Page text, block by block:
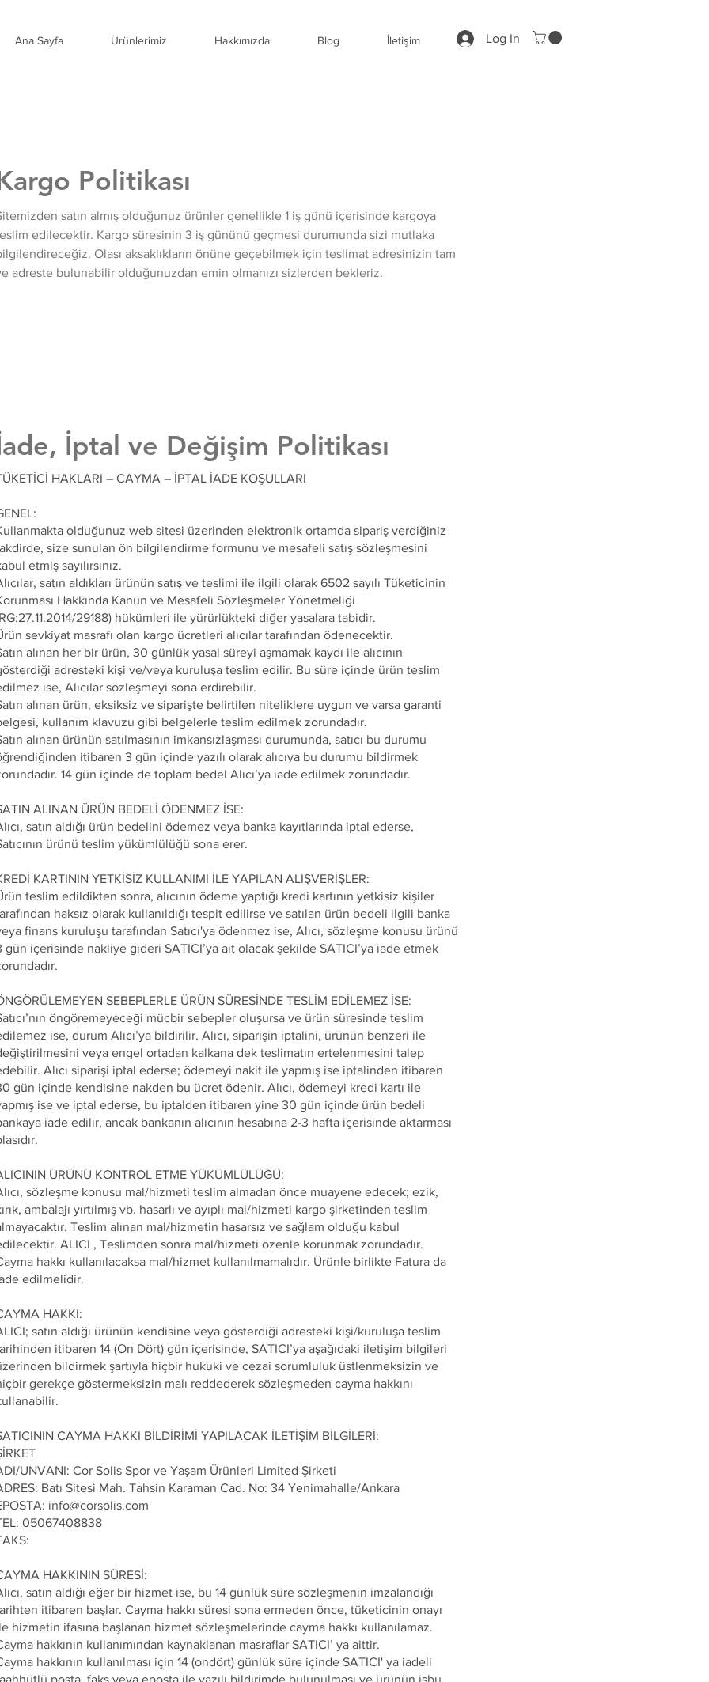
Ana Sayfa Ürünlerimiz Hakkımızda Blog İletişim Log In
Politikası
satın almış olduğunuz ürünler genellikle 1 iş günü içerisinde kargoya
edilecektir. Kargo süresinin 3 iş gününü geçmesi durumunda sizi mutlaka
Olası aksaklıkların önüne geçebilmek için teslimat adresinizin tam
adreste bulunabilir olduğunuzdan emin olmanızı sizlerden bekleriz.
İptal ve Değişim Politikası
HAKLARI – CAYMA – İPTAL İADE KOŞULLARI
olduğunuz web sitesi üzerinden elektronik ortamda sipariş verdiğiniz
size sunulan ön bilgilendirme formunu ve mesafeli satış sözleşmesini
etmiş sayılırsınız.
satın aldıkları ürünün satış ve teslimi ile ilgili olarak 6502 sayılı Tüketicinin
Hakkında Kanun ve Mesafeli Sözleşmeler Yönetmeliği
29188) hükümleri ile yürürlükteki diğer yasalara tabidir.
sevkiyat masrafı olan kargo ücretleri alıcılar tarafından ödenecektir.
alınan her bir ürün, 30 günlük yasal süreyi aşmamak kaydı ile alıcının
adresteki kişi ve/veya kuruluşa teslim edilir. Bu süre içinde ürün teslim
ise, Alıcılar sözleşmeyi sona erdirebilir.
alınan ürün, eksiksiz ve siparişte belirtilen niteliklere uygun ve varsa garanti
kullanım klavuzu gibi belgelerle teslim edilmek zorundadır.
alınan ürünün satılmasının imkansızlaşması durumunda, satıcı bu durumu
itibaren 3 gün içinde yazılı olarak alıcıya bu durumu bildirmek
14 gün içinde de toplam bedel Alıcı’ya iade edilmek zorundadır.
ALINAN ÜRÜN BEDELİ ÖDENMEZ İSE:
satın aldığı ürün bedelini ödemez veya banka kayıtlarında iptal ederse,
ürünü teslim yükümlülüğü sona erer.
KARTININ YETKİSİZ KULLANIMI İLE YAPILAN ALIŞVERİŞLER:
teslim edildikten sonra, alıcının ödeme yaptığı kredi kartının yetkisiz kişiler
haksız olarak kullanıldığı tespit edilirse ve satılan ürün bedeli ilgili banka
finans kuruluşu tarafından Satıcı'ya ödenmez ise, Alıcı, sözleşme konusu ürünü
gün içerisinde nakliye gideri SATICI’ya ait olacak şekilde SATICI’ya iade etmek
SEBEPLERLE ÜRÜN SÜRESİNDE TESLİM EDİLEMEZ İSE:
öngöremeyeceği mücbir sebepler oluşursa ve ürün süresinde teslim
ise, durum Alıcı’ya bildirilir. Alıcı, siparişin iptalini, ürünün benzeri ile
veya engel ortadan kalkana dek teslimatın ertelenmesini talep
Alıcı siparişi iptal ederse; ödemeyi nakit ile yapmış ise iptalinden itibaren
gün içinde kendisine nakden bu ücret ödenir. Alıcı, ödemeyi kredi kartı ile
ise ve iptal ederse, bu iptalden itibaren yine 30 gün içinde ürün bedeli
iade edilir, ancak bankanın alıcının hesabına 2-3 hafta içerisinde aktarması
ÜRÜNÜ KONTROL ETME YÜKÜMLÜLÜĞÜ:
sözleşme konusu mal/hizmeti teslim almadan önce muayene edecek; ezik,
ambalajı yırtılmış vb. hasarlı ve ayıplı mal/hizmeti kargo şirketinden teslim
Teslim alınan mal/hizmetin hasarsız ve sağlam olduğu kabul
ALICI , Teslimden sonra mal/hizmeti özenle korunmak zorundadır.
hakkı kullanılacaksa mal/hizmet kullanılmamalıdır. Ürünle birlikte Fatura da
edilmelidir.
HAKKI:
satın aldığı ürünün kendisine veya gösterdiği adresteki kişi/kuruluşa teslim
itibaren 14 (On Dört) gün içerisinde, SATICI’ya aşağıdaki iletişim bilgileri
bildirmek şartıyla hiçbir hukuki ve cezai sorumluluk üstlenmeksizin ve
gerekçe göstermeksizin malı reddederek sözleşmeden cayma hakkını
CAYMA HAKKI BİLDİRİMİ YAPILACAK İLETİŞİM BİLGİLERİ:
UNVANI: Cor Solis Spor ve Yaşam Ürünleri Limited Şirketi
Batı Sitesi Mah. Tahsin Karaman Cad. No: 34 Yenimahalle/Ankara
info@corsolis.com
05067408838
HAKKININ SÜRESİ:
satın aldığı eğer bir hizmet ise, bu 14 günlük süre sözleşmenin imzalandığı
itibaren başlar. Cayma hakkı süresi sona ermeden önce, tüketicinin onayı
hizmetin ifasına başlanan hizmet sözleşmelerinde cayma hakkı kullanılamaz.
hakkının kullanımından kaynaklanan masraflar SATICI’ ya aittir.
hakkının kullanılması için 14 (ondört) günlük süre içinde SATICI' ya iadeli
posta, faks veya eposta ile yazılı bildirimde bulunulması ve ürünün işbu